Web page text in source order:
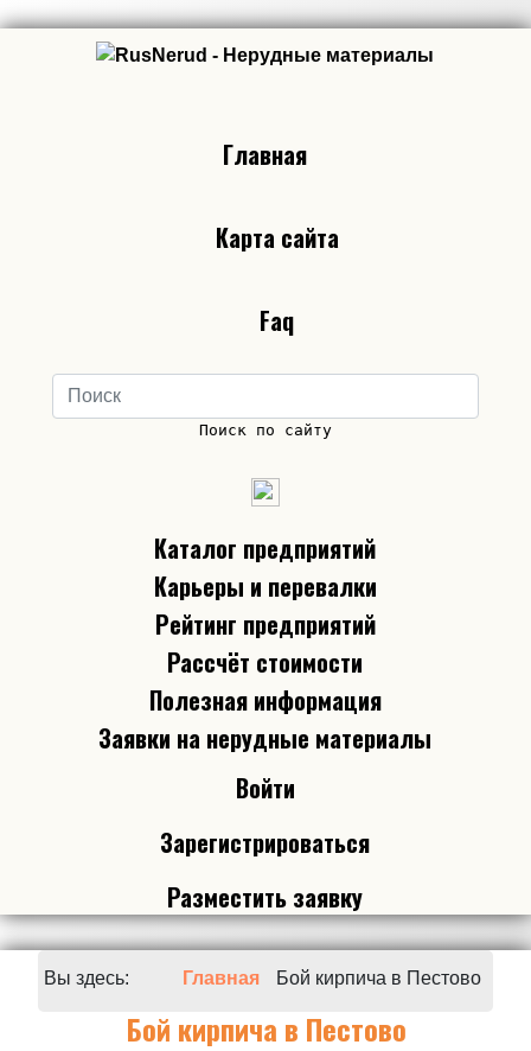
Главная
Карта сайта
Faq
Поиск по сайту
Каталог предприятий
Карьеры и перевалки
Рейтинг предприятий
Рассчёт стоимости
Полезная информация
Заявки на нерудные материалы
Войти
Зарегистрироваться
Разместить заявку
Вы здесь: Главная Бой кирпича в Пестово
Бой кирпича в Пестово